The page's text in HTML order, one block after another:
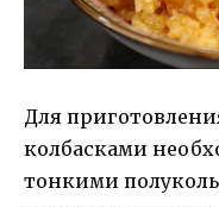
Для
колбасками
тонкими